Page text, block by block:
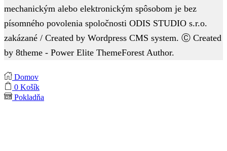
mechanickým alebo elektronickým spôsobom je bez
písomného povolenia spoločnosti ODIS STUDIO s.r.o.
zakázané / Created by Wordpress CMS system. Ⓒ Created
by 8theme - Power Elite ThemeForest Author.
Domov
0 Košík
Pokladňa